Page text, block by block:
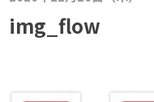
img_flow